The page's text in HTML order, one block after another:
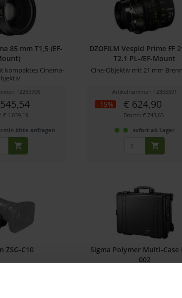
85 mm T1,5 (EF-
kompaktes Cinema-
12285706
€ 1.839,19
bitte anfragen
DZOFILM Vespid Prime FF
T2.1 PL-/EF-Mount
Cine-Objektiv mit 21 mm
Artikelnummer: 12305591
-15% € 624,90
Brutto: € 743,63
sofort ab Lager
ZSG-C10
Sigma Polymer Multi-Case
002